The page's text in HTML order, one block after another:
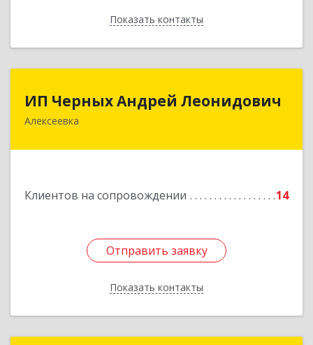
Показать контакты
Назад
ИП Черных Андрей Леонидович
Алексеевка
Клиентов на сопровождении 14
Отправить заявку
Показать контакты
ИП Черных Андрей Леонидович
309850, Белгородская обл, Алексеевский р-н,
Отправить заявку
Назад